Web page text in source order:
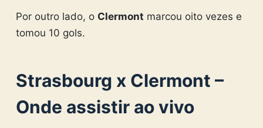
Por outro lado, o Clermont marcou oito vezes e
tomou 10 gols.
Strasbourg x Clermont –
Onde assistir ao vivo